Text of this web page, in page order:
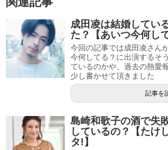
成田凌は結婚してい
た？【あいつ今何し
今回の記事では成田凌さん
今何してる？に出演するそ
ているのかや、過去の熱愛
少し書かせて頂きました
記事を
島崎和歌子の酒で失
しているの？【たけ
タ!】